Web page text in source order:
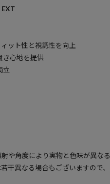
ット性と視認性を向上
心地を提供
立
や角度により実物と色味が異なる
干異なる場合もございますので、